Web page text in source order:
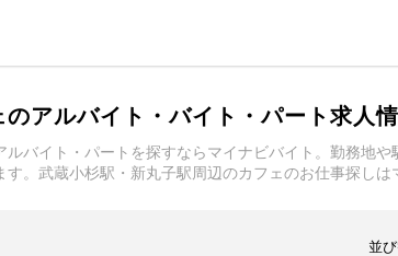
アルバイト・バイト・パート求人
バイト・パートを探すならマイナビバイト。勤務地
。武蔵小杉駅・新丸子駅周辺のカフェのお仕事探しは
並び